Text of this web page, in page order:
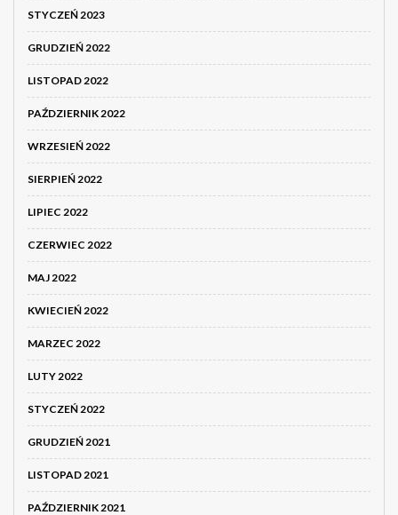
STYCZEŃ 2023
GRUDZIEŃ 2022
LISTOPAD 2022
PAŹDZIERNIK 2022
WRZESIEŃ 2022
SIERPIEŃ 2022
LIPIEC 2022
CZERWIEC 2022
MAJ 2022
KWIECIEŃ 2022
MARZEC 2022
LUTY 2022
STYCZEŃ 2022
GRUDZIEŃ 2021
LISTOPAD 2021
PAŹDZIERNIK 2021